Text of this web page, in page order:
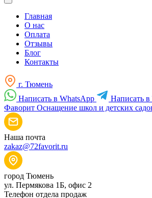
Главная
О нас
Оплата
Отзывы
Блог
Контакты
г. Тюмень
Написать в WhatsApp
Написать в
Фаворит Оснащение школ и детских
Наша почта
zakaz@72favorit.ru
город Тюмень
ул. Пермякова 1Б, офис 2
Телефон отдела продаж